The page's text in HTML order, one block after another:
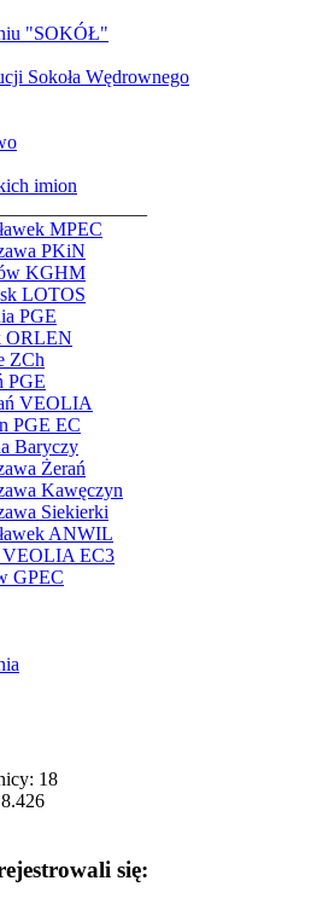
"SOKÓŁ"
Sokoła Wędrownego
imion
MPEC
PKiN
KGHM
LOTOS
PGE
ORLEN
ZCh
PGE
VEOLIA
PGE EC
Baryczy
Żerań
Kawęczyn
Siekierki
ANWIL
VEOLIA EC3
GPEC
18
się: